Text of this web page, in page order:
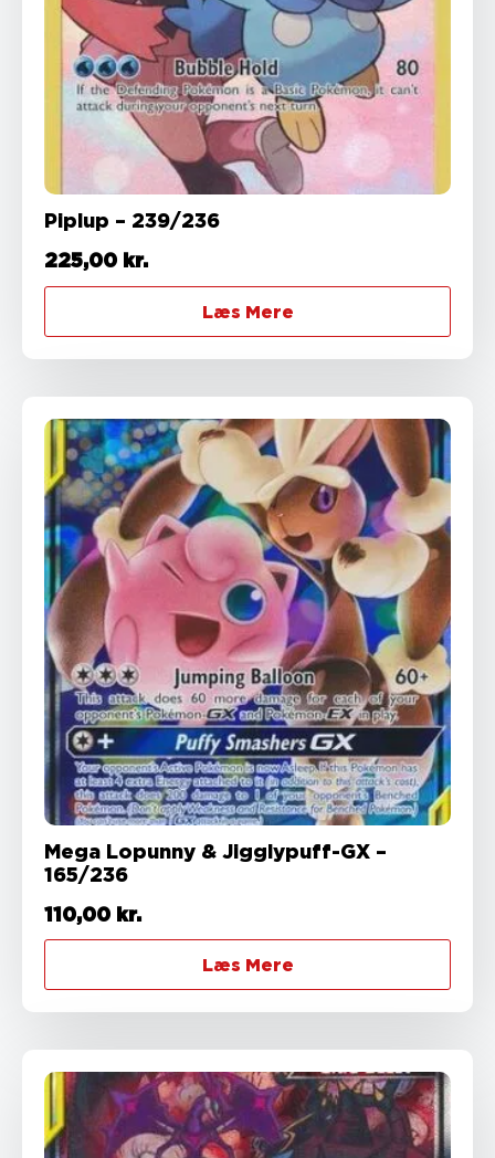
Piplup – 239/236
225,00 kr.
Læs Mere
Mega Lopunny & Jigglypuff-GX –
165/236
110,00 kr.
Læs Mere